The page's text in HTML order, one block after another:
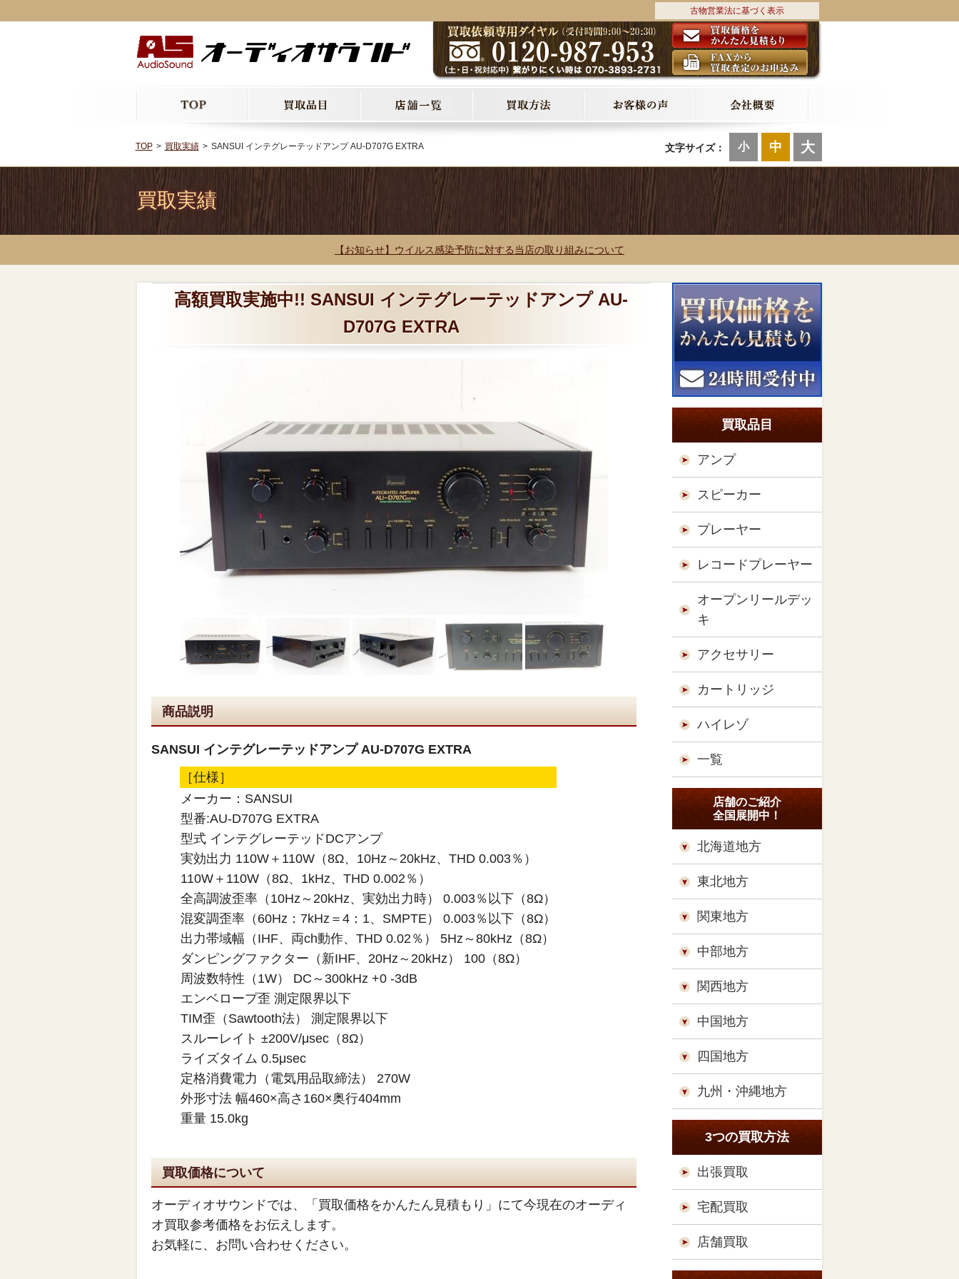
古物営業法に基づく表示
文字サイズ： 小 中 大
TOP 買取実績 SANSUI インテグレーテッドアンプ AU-D707G EXTRA
買取実績
【お知らせ】ウイルス感染予防に対する当店の取り組みについて
高額買取実施中!! SANSUI インテグレーテッドアンプ AU-
D707G EXTRA
商品説明
SANSUI インテグレーテッドアンプ AU-D707G EXTRA
［仕様］
メーカー：SANSUI
型番:AU-D707G EXTRA
型式 インテグレーテッドDCアンプ
実効出力 110W＋110W（8Ω、10Hz～20kHz、THD 0.003％）
110W＋110W（8Ω、1kHz、THD 0.002％）
全高調波歪率（10Hz～20kHz、実効出力時） 0.003％以下（8Ω）
混変調歪率（60Hz：7kHz＝4：1、SMPTE） 0.003％以下（8Ω）
出力帯域幅（IHF、両ch動作、THD 0.02％） 5Hz～80kHz（8Ω）
ダンピングファクター（新IHF、20Hz～20kHz） 100（8Ω）
周波数特性（1W） DC～300kHz +0 -3dB
エンベロープ歪 測定限界以下
TIM歪（Sawtooth法） 測定限界以下
スルーレイト ±200V/μsec（8Ω）
ライズタイム 0.5μsec
定格消費電力（電気用品取締法） 270W
外形寸法 幅460×高さ160×奥行404mm
重量 15.0kg
買取価格について
オーディオサウンドでは、「買取価格をかんたん見積もり」にて今現在のオーディ
オ買取参考価格をお伝えします。
お気軽に、お問い合わせください。
買取品目
アンプ
スピーカー
プレーヤー
レコードプレーヤー
オープンリールデッ
キ
アクセサリー
カートリッジ
ハイレゾ
一覧
店舗のご紹介
全国展開中！
北海道地方
東北地方
関東地方
中部地方
関西地方
中国地方
四国地方
九州・沖縄地方
3つの買取方法
出張買取
宅配買取
店舗買取